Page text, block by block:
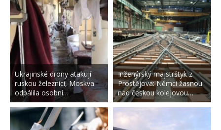
Ukrajinské drony atakují
ruskou železnici, Moskva
odpálila osobní…
Inženýrský majstrštyk z
Prostějova: Němci žasnou
nad českou kolejovou…